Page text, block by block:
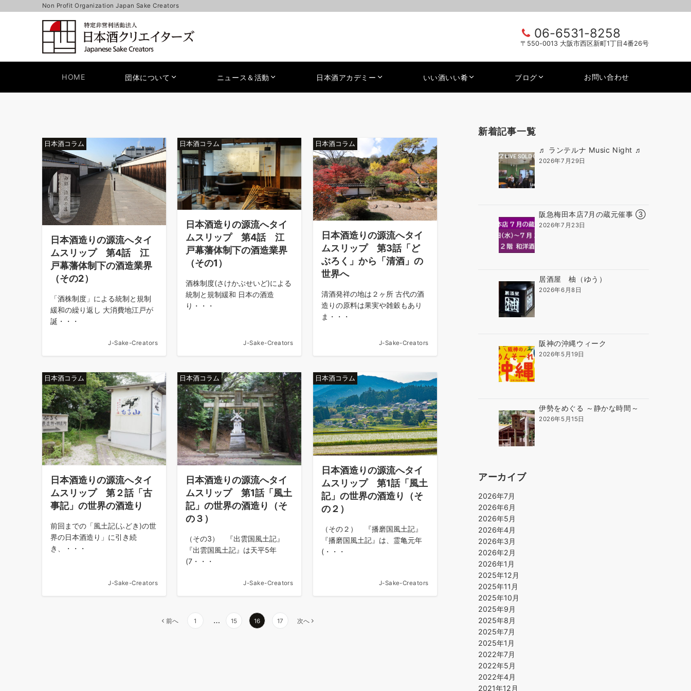
Non Profit Organization Japan Sake Creators
06-6531-8258
〒550-0013 大阪市西区新町1丁目4番26号
HOME 団体について ニュース＆活動 日本酒アカデミー いい酒いい肴 ブログ お問い合わせ
日本酒コラム
日本酒造りの源流へタイ
ムスリップ 第4話 江
戸幕藩体制下の酒造業界
（その2）
「酒株制度」による統制と規制
緩和の繰り返し 大消費地江戸が
誕・・・
J-Sake-Creators
日本酒コラム
日本酒造りの源流へタイ
ムスリップ 第4話 江
戸幕藩体制下の酒造業界
（その1）
酒株制度(さけかぶせいど)による
統制と規制緩和 日本の酒造
り・・・
J-Sake-Creators
日本酒コラム
日本酒造りの源流へタイ
ムスリップ 第3話「ど
ぶろく」から「清酒」の
世界へ
清酒発祥の地は２ヶ所 古代の酒
造りの原料は果実や雑穀もあり
ま・・・
J-Sake-Creators
日本酒コラム
日本酒造りの源流へタイ
ムスリップ 第２話「古
事記」の世界の酒造り
前回までの「風土記(ふどき)の世
界の日本酒造り」に引き続
き、・・・
J-Sake-Creators
日本酒コラム
日本酒造りの源流へタイ
ムスリップ 第1話「風土
記」の世界の酒造り（そ
の３）
（その3） 『出雲国風土記』
『出雲国風土記』は天平5年
(7・・・
J-Sake-Creators
日本酒コラム
日本酒造りの源流へタイ
ムスリップ 第1話「風土
記」の世界の酒造り（そ
の２）
（その２） 『播磨国風土記』
『播磨国風土記』は、霊亀元年
(・・・
J-Sake-Creators
前へ 1 … 15 16 17 次へ
新着記事一覧
♬ ランテルナ Music Night ♬
2026年7月29日
阪急梅田本店7月の蔵元催事 ③
2026年7月23日
居酒屋 柚（ゆう）
2026年6月8日
阪神の沖縄ウィーク
2026年5月19日
伊勢をめぐる ～静かな時間～
2026年5月15日
アーカイブ
2026年7月
2026年6月
2026年5月
2026年4月
2026年3月
2026年2月
2026年1月
2025年12月
2025年11月
2025年10月
2025年9月
2025年8月
2025年7月
2025年1月
2022年7月
2022年5月
2022年4月
2021年12月